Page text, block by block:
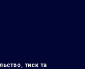
тиск та